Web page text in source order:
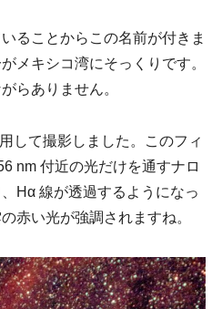
ることからこの名前が付きま
メキシコ湾にそっくりです。
らありません。
して撮影しました。このフィ
nm 付近の光だけを通すナロ
Hα 線が透過するようになっ
赤い光が強調されますね。